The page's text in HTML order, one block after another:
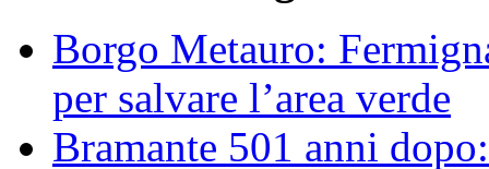
Borgo Metauro:
per salvare l’area verde
Bramante 501 anni